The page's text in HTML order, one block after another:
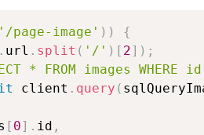
'/page-image' ) )
{
. url . split ( '/' ) [ 2] ) ;
* FROM images WHERE
client . query (
[ 0] . id ,